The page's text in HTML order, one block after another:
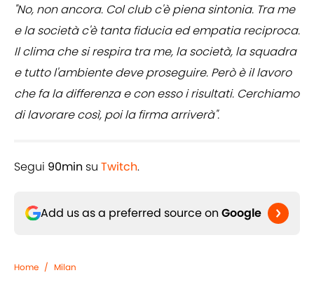
"No, non ancora. Col club c'è piena sintonia. Tra me
e la società c'è tanta fiducia ed empatia reciproca.
Il clima che si respira tra me, la società, la squadra
e tutto l'ambiente deve proseguire. Però è il lavoro
che fa la differenza e con esso i risultati. Cerchiamo
di lavorare così, poi la firma arriverà".
Segui 90min su Twitch.
Add us as a preferred source on Google
Home / Milan